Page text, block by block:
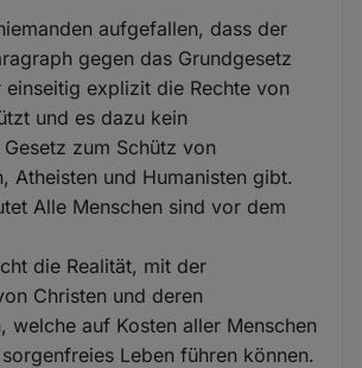
aufgefallen, dass der
gegen das Grundgesetz
explizit die Rechte von
und es dazu kein
zum Schütz von
Atheisten und Humanisten gibt.
Alle Menschen sind vor dem
die Realität, mit der
Christen und deren
welche auf Kosten aller Menschen
Leben führen können.